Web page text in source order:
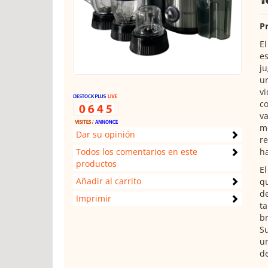
Dar su opinión
Todos los comentarios en este
productos
Añadir al carrito
Imprimir